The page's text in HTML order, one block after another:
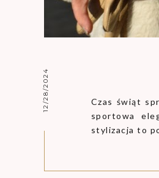
12/28/2024
Czas świąt
sportowa
stylizacja to